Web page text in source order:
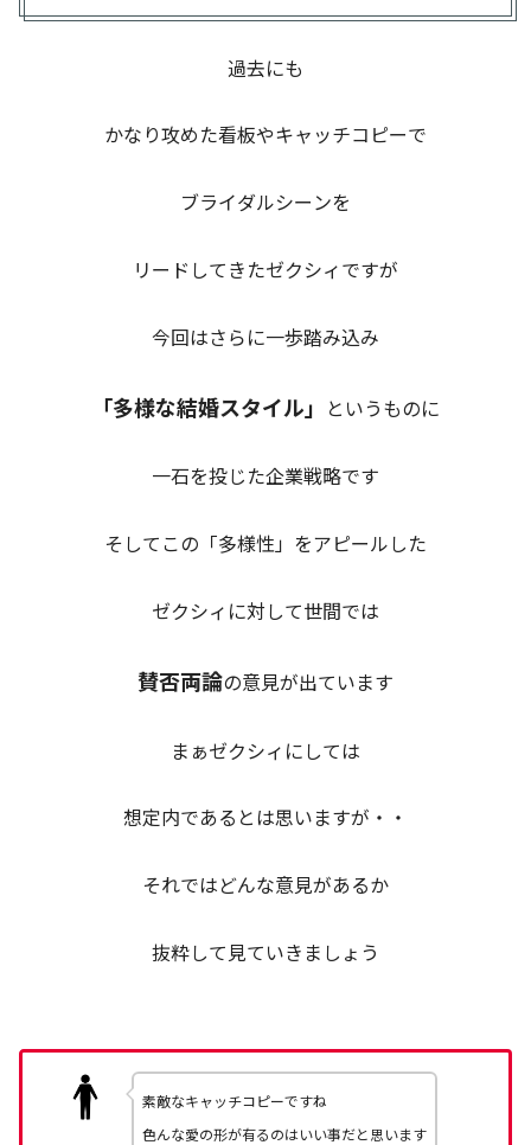
過去にも
かなり攻めた看板やキャッチコピーで
ブライダルシーンを
リードしてきたゼクシィですが
今回はさらに一歩踏み込み
「多様な結婚スタイル」 というものに
一石を投じた企業戦略です
そしてこの「多様性」をアピールした
ゼクシィに対して世間では
賛否両論の意見が出ています
まぁゼクシィにしては
想定内であるとは思いますが・・
それではどんな意見があるか
抜粋して見ていきましょう
素敵なキャッチコピーですね
色んな愛の形が有るのはいい事だと思います